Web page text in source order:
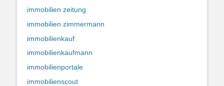
immobilien zeitung
immobilien zimmermann
immobilienkauf
immobilienkaufmann
immobilienportale
immobilienscout